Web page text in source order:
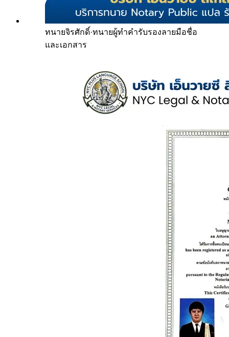
ทนายจิรศักดิ์·ทนายผู้ทำคำรับรองลายมือชื่อ
และเอกสาร